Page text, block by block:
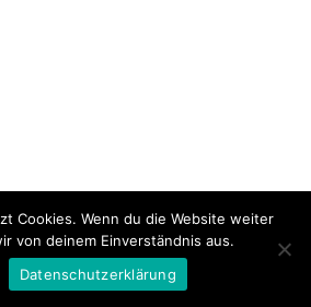
Cookies. Wenn du die Website weiter
von deinem Einverständnis aus.
Datenschutzerklärung